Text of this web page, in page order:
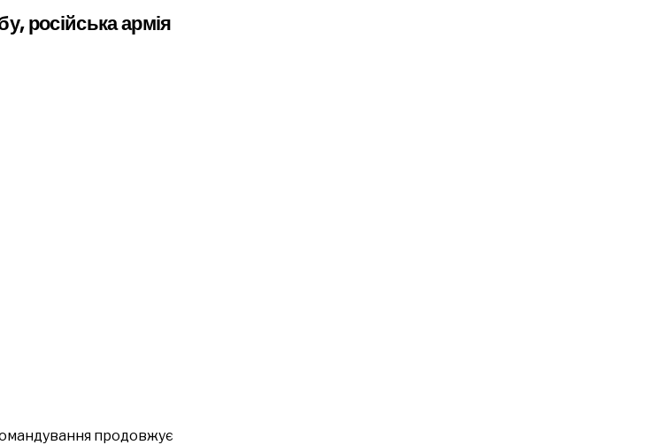
російська армія
продовжує